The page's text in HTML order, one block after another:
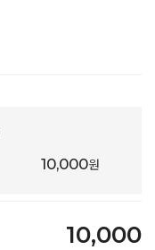
10,000원
10,000